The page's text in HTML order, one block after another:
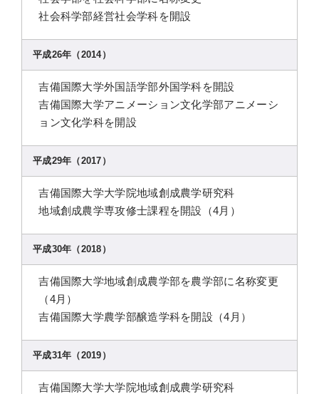
社会科学部経営社会学科を開設
平成26年（2014）
吉備国際大学外国語学部外国学科を開設
吉備国際大学アニメーション文化学部アニメーシ
ョン文化学科を開設
平成29年（2017）
吉備国際大学大学院地域創成農学研究科
地域創成農学専攻修士課程を開設（4月）
平成30年（2018）
吉備国際大学地域創成農学部を農学部に名称変更
（4月）
吉備国際大学農学部醸造学科を開設（4月）
平成31年（2019）
吉備国際大学大学院地域創成農学研究科